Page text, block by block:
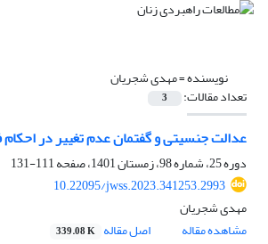
نویسنده =مهدی شجریان
تعداد مقالات: 3
عدالت‎ جنسیتی و گفتمان عدم تغییر در احکام فقهی زنان
دوره 25، شماره 98، زمستان 1401، صفحه
111-131
10.22095/jwss.2023.341253.2993
مهدی شجریان
مشاهده مقاله
اصل مقاله 339.08 K